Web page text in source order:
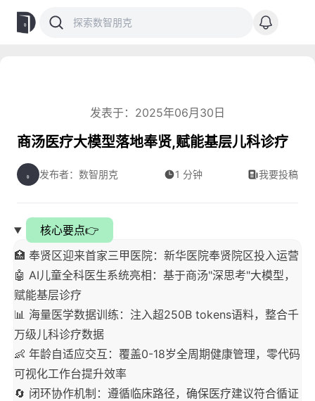
发表于：2025年06月30日
商汤医疗大模型落地奉贤,赋能基层儿科诊疗
发布者：数智朋克 1 分钟 我要投稿
核心要点👉
🏥 奉贤区迎来首家三甲医院：新华医院奉贤院区投入运营
🤖 AI儿童全科医生系统亮相：基于商汤"深思考"大模型，
赋能基层诊疗
📊 海量医学数据训练：注入超250B tokens语料，整合千
万级儿科诊疗数据
👶 年龄自适应交互：覆盖0-18岁全周期健康管理，零代码
可视化工作台提升效率
🔄 闭环协作机制：遵循临床路径，确保医疗建议符合循证